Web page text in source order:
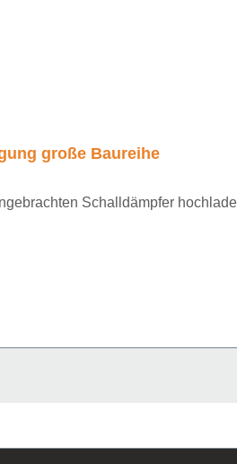
große Baureihe
Schalldämpfer